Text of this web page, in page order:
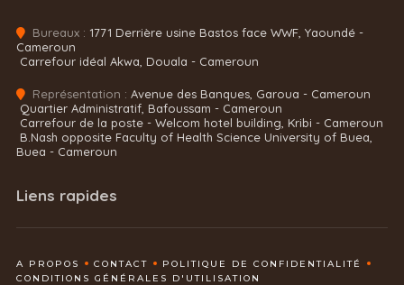
Bureaux : 1771 Derrière usine Bastos face WWF, Yaoundé -
Cameroun
Carrefour idéal Akwa, Douala - Cameroun
Représentation : Avenue des Banques, Garoua - Cameroun
Quartier Administratif, Bafoussam - Cameroun
Carrefour de la poste - Welcom hotel building, Kribi - Cameroun
B.Nash opposite Faculty of Health Science University of Buea,
Buea - Cameroun
Liens rapides
A PROPOS CONTACT
POLITIQUE DE CONFIDENTIALITÉ
CONDITIONS GÉNÉRALES D'UTILISATION